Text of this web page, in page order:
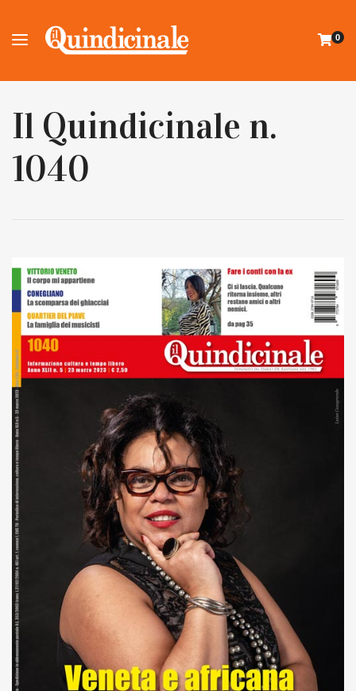
0
Il Quindicinale n.
1040